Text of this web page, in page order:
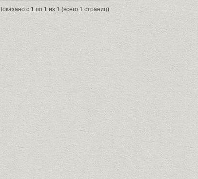
с 1 по 1 из 1 (всего 1 страниц)